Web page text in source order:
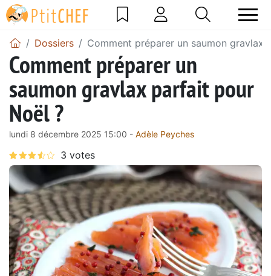
Dossiers Comment préparer un saumon gravlax
Comment préparer un
saumon gravlax parfait pour
Noël ?
lundi 8 décembre 2025 15:00 - Adèle Peyches